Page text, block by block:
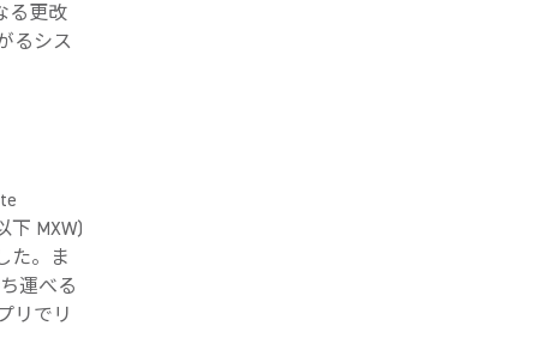
る更改
るシス
下 MXW)
た。ま
運べる
リでリ